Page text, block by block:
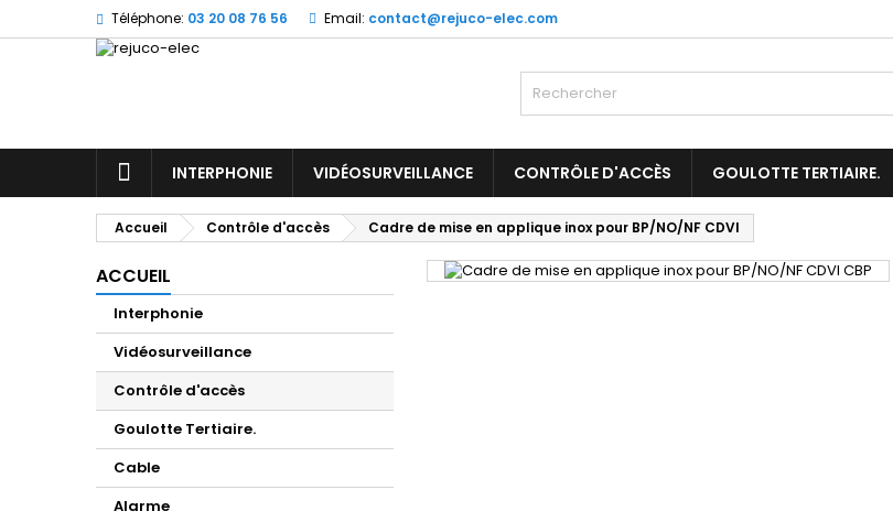
Téléphone: 03 20 08 76 56 Email: contact@rejuco-elec.com
ACCUEILINTERPHONIE VIDÉOSURVEILLANCE CONTRÔLE D'ACCÈS GOULOTTE TERTIAIRE.
Accueil Contrôle d'accès Cadre de mise en applique inox pour BP/NO/NF CDVI
ACCUEIL
Interphonie
Vidéosurveillance
Contrôle d'accès
Goulotte Tertiaire.
Cable
Alarme
Mes listes d'envies
Créer
((title))
((cancelText))
Connexion
Vous devez être connecté pour ajouter des produits à
((cancelText))